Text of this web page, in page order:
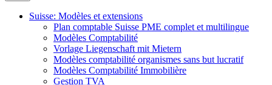
Suisse: Modèles et extensions
Plan comptable Suisse PME complet et multilingue
Modèles Comptabilité
Vorlage Liegenschaft mit Mietern
Modèles comptabilité organismes sans but lucratif
Modèles Comptabilité Immobilière
Gestion TVA